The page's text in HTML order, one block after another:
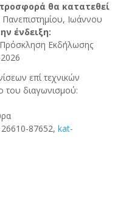
θα κατατεθεί
Ιωάννου
ένδειξη:
Πρόσκληση Εκδήλωσης
επί τεχνικών
του διαγωνισμού:
87652, kat-